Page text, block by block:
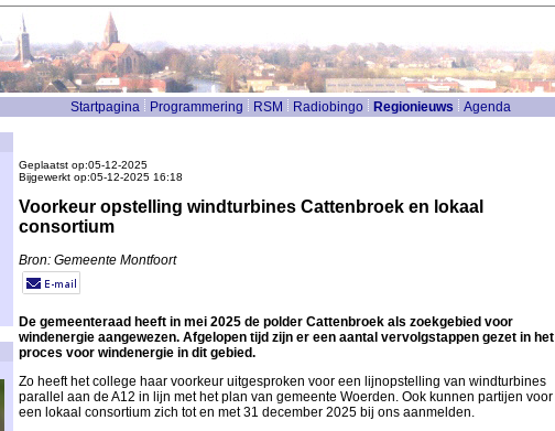
Startpagina Programmering RSM Radiobingo Regionieuws Agenda
Geplaatst op:05-12-2025
Bijgewerkt op:05-12-2025 16:18
Voorkeur opstelling windturbines Cattenbroek en lokaal
consortium
Bron: Gemeente Montfoort
De gemeenteraad heeft in mei 2025 de polder Cattenbroek als zoekgebied voor
windenergie aangewezen. Afgelopen tijd zijn er een aantal vervolgstappen gezet in het
proces voor windenergie in dit gebied.
Zo heeft het college haar voorkeur uitgesproken voor een lijnopstelling van windturbines
parallel aan de A12 in lijn met het plan van gemeente Woerden. Ook kunnen partijen voor
een lokaal consortium zich tot en met 31 december 2025 bij ons aanmelden.